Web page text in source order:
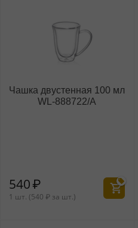
Чашка двустенная 100 мл
WL‑888722/A
540₽
1 шт. (540 ₽ за шт.)